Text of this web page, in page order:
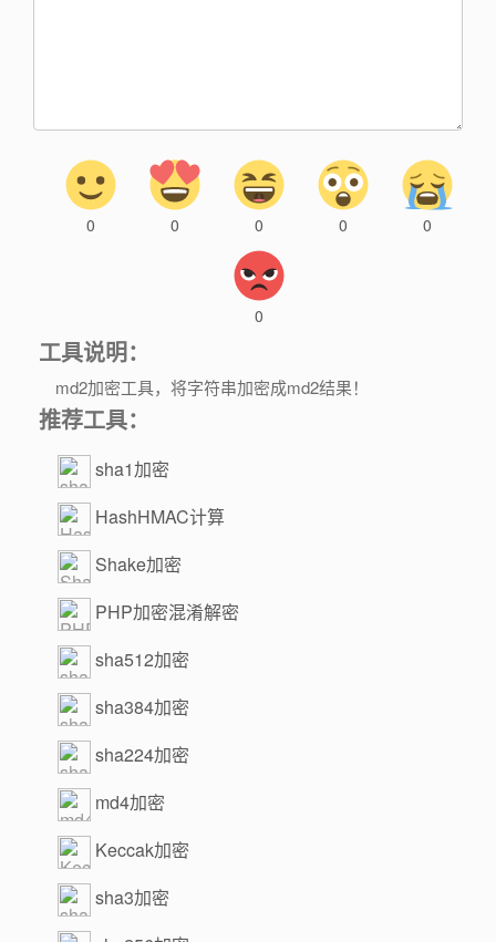
0 0 0 0 0
0
工具说明：
md2加密工具，将字符串加密成md2结果！
推荐工具：
sha1加密
HashHMAC计算
Shake加密
PHP加密混淆解密
sha512加密
sha384加密
sha224加密
md4加密
Keccak加密
sha3加密